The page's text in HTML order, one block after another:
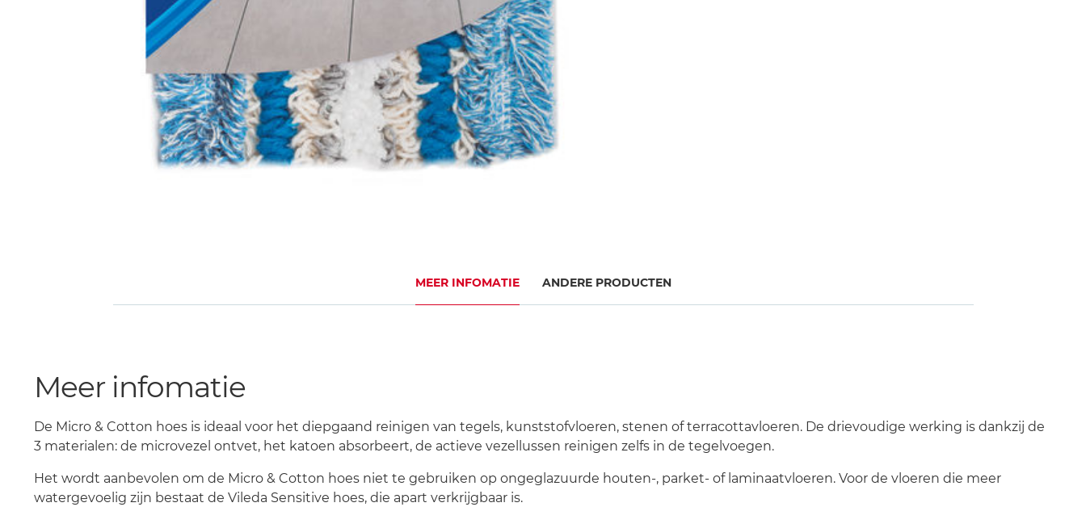
MEER INFOMATIE ANDERE PRODUCTEN
Meer infomatie
De Micro & Cotton hoes is ideaal voor het diepgaand reinigen van tegels, kunststofvloeren, stenen of terracottavloeren. De drievoudige werking is dankzij de
3 materialen: de microvezel ontvet, het katoen absorbeert, de actieve vezellussen reinigen zelfs in de tegelvoegen.
Het wordt aanbevolen om de Micro & Cotton hoes niet te gebruiken op ongeglazuurde houten-, parket- of laminaatvloeren. Voor de vloeren die meer
watergevoelig zijn bestaat de Vileda Sensitive hoes, die apart verkrijgbaar is.